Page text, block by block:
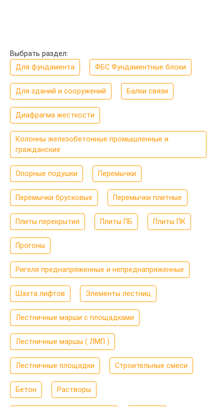
Выбрать раздел:
Для фундамента
ФБС Фундаментные блоки
Для зданий и сооружений Балки связи
Диафрагма жесткости
Колонны железобетонные промышленные и
гражданские
Опорные подушки Перемычки
Перемычки брусковые Перемычки плитные
Плиты перекрытия Плиты ПБ Плиты ПК
Прогоны
Ригеля преднапряженные и непреднапряженные
Шахта лифтов Элементы лестниц
Лестничные марши с площадками
Лестничные маршы ( ЛМП )
Лестничные площадки Строительные смеси
Бетон Растворы